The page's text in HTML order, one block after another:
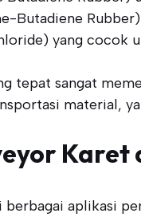
Butadiene
yang cocok
tepat sangat
material,
aplikasi